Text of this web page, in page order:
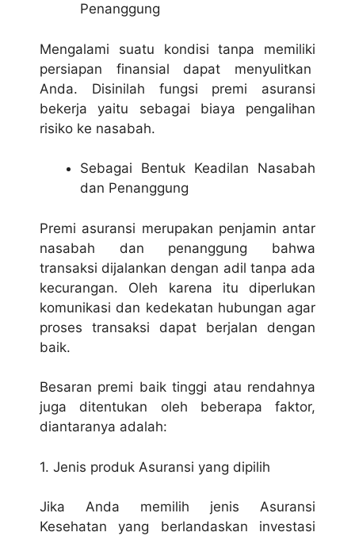
Penanggung
Mengalami suatu kondisi tanpa memiliki
persiapan finansial dapat menyulitkan
Anda. Disinilah fungsi premi asuransi
bekerja yaitu sebagai biaya pengalihan
risiko ke nasabah.
Sebagai Bentuk Keadilan Nasabah
dan Penanggung
Premi asuransi merupakan penjamin antar
nasabah dan penanggung bahwa
transaksi dijalankan dengan adil tanpa ada
kecurangan. Oleh karena itu diperlukan
komunikasi dan kedekatan hubungan agar
proses transaksi dapat berjalan dengan
baik.
Besaran premi baik tinggi atau rendahnya
juga ditentukan oleh beberapa faktor,
diantaranya adalah:
1. Jenis produk Asuransi yang dipilih
Jika Anda memilih jenis Asuransi
Kesehatan yang berlandaskan investasi